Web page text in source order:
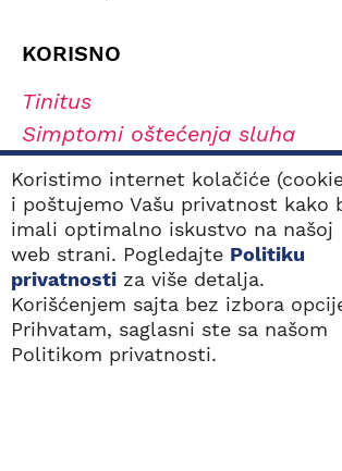
NAJBLIŽE
LOKACIJE
KORISNO
Tinitus
Simptomi oštećenja sluha
Tipovi oštećenja sluha
Navikavanje na slušni aparat
Kako odabrati najbolji slušni
Sva prava zadržana. 2000 - 2026. ©
Koristimo internet kolačiće
i poštujemo Vašu privatnost kako
imali optimalno iskustvo na našoj
web strani. Pogledajte Politiku
privatnosti za više detalja.
Korišćenjem sajta bez izbora
Prihvatam, saglasni ste sa našom
Politikom privatnosti.